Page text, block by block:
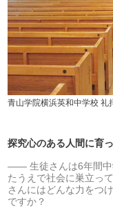
青山学院横浜英和中学校 礼
探究心のある人間に育
生徒さんは6年間
たうえで社会に巣立っ
さんにはどんな力をつ
ですか？